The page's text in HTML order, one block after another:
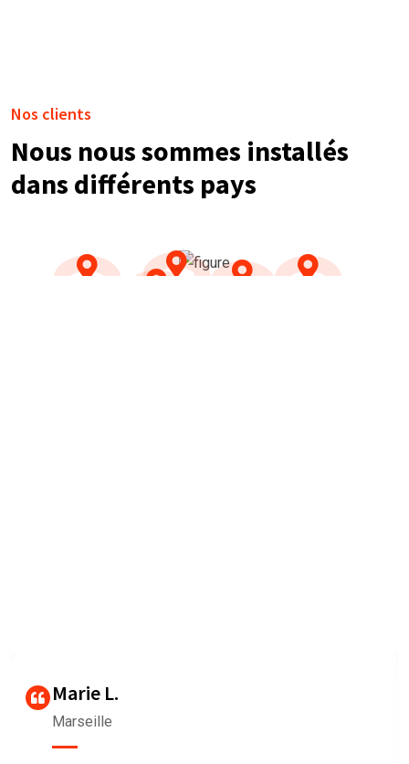
Nos clients
Nous nous sommes installés
dans différents pays